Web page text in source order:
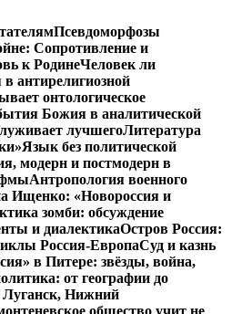
Псевдоморфозы
Сопротивление и
к РодинеЧеловек ли
антирелигиозной
онтологическое
Божия в аналитической
лучшегоЛитература
Язык без политической
модерн и постмодерн в
Антропология военного
Ищенко: «Новороссия и
зомби: обсуждение
и диалектикаОстров Россия:
Россия-ЕвропаСуд и казнь
в Питере: звёзды, война,
от географии до
Нижний
общество учит не